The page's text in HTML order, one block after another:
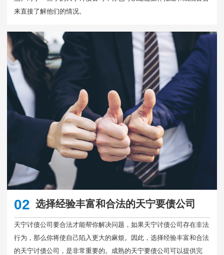
来直接了解他们的情况。
02 选择经验丰富和合法的天宁要债公司
天宁讨债公司要合法才能帮你解决问题，如果天宁讨债公司存在非法
行为，那么你将使自己陷入更大的麻烦。因此，选择经验丰富和合法
的天宁讨债公司，是非常重要的。成熟的天宁要债公司可以提供完